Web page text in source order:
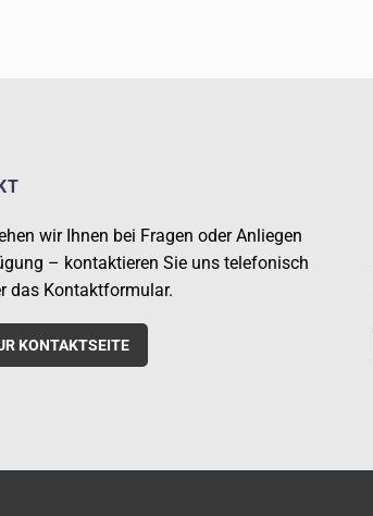
wir Ihnen bei Fragen oder Anliegen
– kontaktieren Sie uns telefonisch
das Kontaktformular.
KONTAKTSEITE